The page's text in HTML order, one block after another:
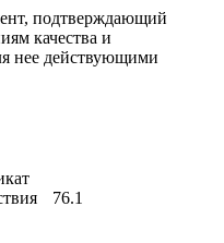
подтверждающий
качества и
нее действующими
76.1